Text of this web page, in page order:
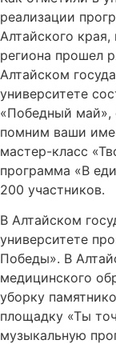
реализации
Алтайского
региона прошел
Алтайском
университете
«Победный май»,
помним ваши
мастер-класс
программа «В
200 участников.
В Алтайском
университете
Победы». В
медицинского
уборку
площадку «Ты
музыкальную